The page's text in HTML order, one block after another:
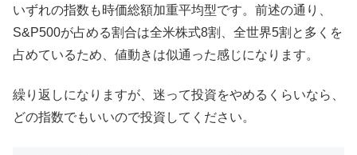
いずれの指数も時価総額加重平均型です。前述の通り、
S&P500が占める割合は全米株式8割、全世界5割と多くを
占めているため、値動きは似通った感じになります。
繰り返しになりますが、迷って投資をやめるくらいなら、
どの指数でもいいので投資してください。